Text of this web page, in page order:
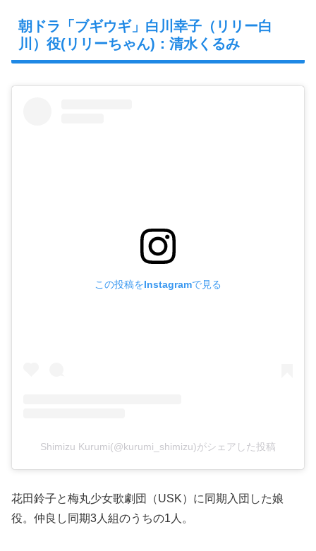
朝ドラ「ブギウギ」白川幸子（リリー白
川）役(リリーちゃん)：清水くるみ
この投稿をInstagramで見る
Shimizu Kurumi(@kurumi_shimizu)がシェアした投稿
花田鈴子と梅丸少女歌劇団（USK）に同期入団した娘
役。仲良し同期3人組のうちの1人。